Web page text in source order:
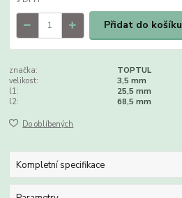
Přidat do košíku
značka:
TOPTUL
velikost:
3,5 mm
l1:
25,5 mm
l2:
68,5 mm
Do oblíbených
Kompletní specifikace